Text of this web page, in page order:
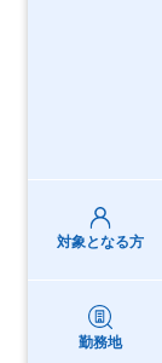
対象となる方
勤務地